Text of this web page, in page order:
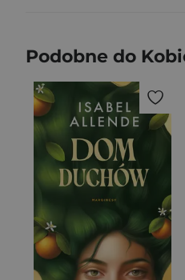
Podobne do